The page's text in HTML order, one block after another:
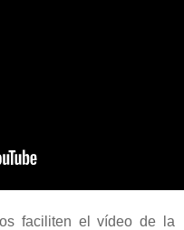
faciliten el vídeo de la